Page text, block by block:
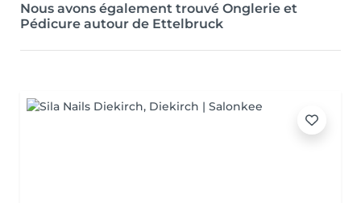
Nous avons également trouvé Onglerie et
Pédicure autour de Ettelbruck